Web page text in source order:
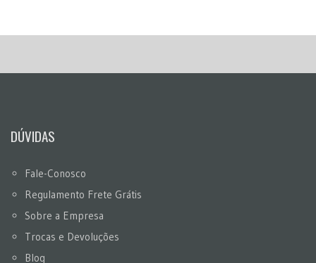
DÚVIDAS
Fale-Conosco
Regulamento Frete Grátis
Sobre a Empresa
Trocas e Devoluções
Blog